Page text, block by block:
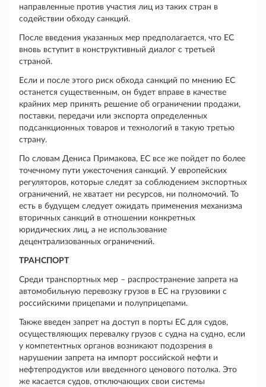
направленные против участия лиц из таких стран в
содействии обходу санкций.
После введения указанных мер предполагается, что ЕС
вновь вступит в конструктивный диалог с третьей
страной.
Если и после этого риск обхода санкций по мнению ЕС
останется существенным, он будет вправе в качестве
крайних мер принять решение об ограничении продажи,
поставки, передачи или экспорта определенных
подсанкционных товаров и технологий в такую третью
страну.
По словам Дениса Примакова, ЕС все же пойдет по более
точечному пути ужесточения санкций. У европейских
регуляторов, которые следят за соблюдением экспортных
ограничений, не хватает ни ресурсов, ни полномочий. То
есть в будущем следует ожидать применения механизма
вторичных санкций в отношении конкретных
юридических лиц, а не использование
децентрализованных ограничений.
ТРАНСПОРТ
Среди транспортных мер – распространение запрета на
автомобильную перевозку грузов в ЕС на грузовики с
российскими прицепами и полуприцепами.
Также введен запрет на доступ в порты ЕС для судов,
осуществляющих перевалку грузов с судна на судно, если
у компетентных органов возникают подозрения в
нарушении запрета на импорт российской нефти и
нефтепродуктов или введенного ценового потолка. Это
же касается судов, отключающих свои системы